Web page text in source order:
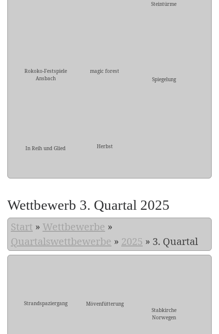
Steintürme
Rokoko-Festspiele
Ansbach
magic forest
Spiegelung
In Reih und Glied Herbst
Wettbewerb 3. Quartal 2025
Start » Wettbewerbe »
Quartalswettbewerbe » 2025 » 3. Quartal
Strandspaziergang
Mövenfütterung
Stabkirche
Norwegen